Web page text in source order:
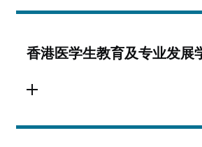
香港医学生教育及专业发展